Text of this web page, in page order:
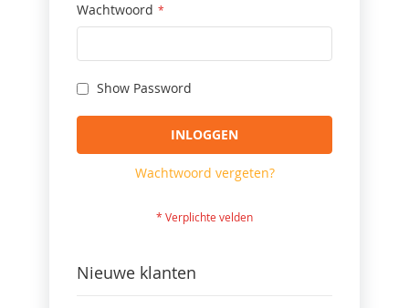
Wachtwoord
Show Password
INLOGGEN
Wachtwoord vergeten?
Nieuwe klanten